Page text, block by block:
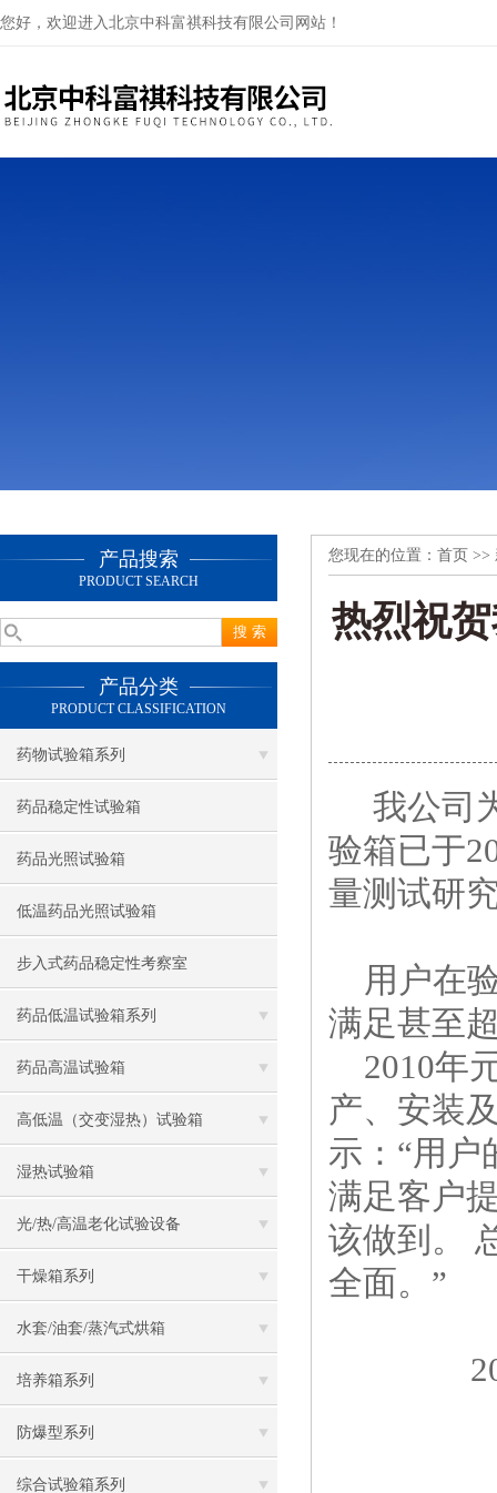
您好，欢迎进入北京中科富祺科技有限公司网站！
产品搜索
PRODUCT SEARCH
产品分类
PRODUCT CLASSIFICATION
药物试验箱系列
药品稳定性试验箱
药品光照试验箱
低温药品光照试验箱
步入式药品稳定性考察室
药品低温试验箱系列
药品高温试验箱
高低温（交变湿热）试验箱
湿热试验箱
光/热/高温老化试验设备
干燥箱系列
水套/油套/蒸汽式烘箱
培养箱系列
防爆型系列
综合试验箱系列
您现在的位置： 首页 >>
热烈祝
我公司
验箱已于
量测试研
用户在
满足甚至
2010年
产、安装
示：“用户
满足客户
该做到。
全面。”